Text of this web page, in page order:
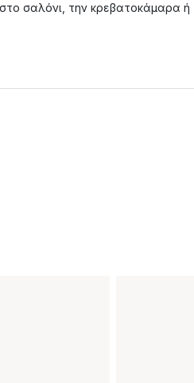
σαλόνι, την κρεβατοκάμαρα ή